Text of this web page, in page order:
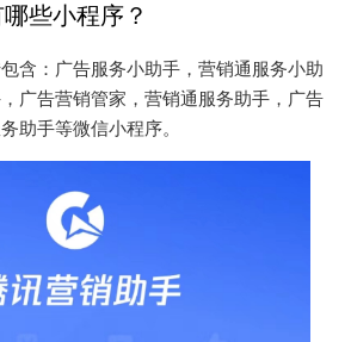
些小程序？
含：广告服务小助手，营销通服务小助
广告营销管家，营销通服务助手，广告
助手等微信小程序。